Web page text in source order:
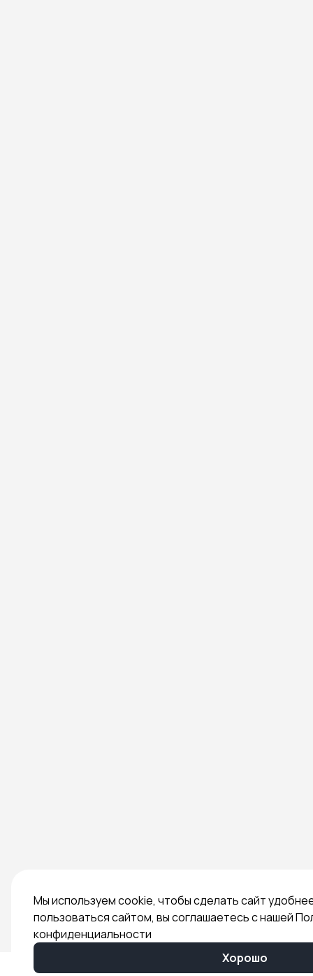
Мы используем cookie, чтобы сделать сайт
пользоваться сайтом, вы соглашаетесь с нашей
конфиденциальности
Хорошо